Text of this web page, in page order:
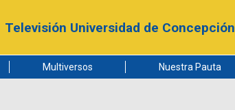
Televisión Universidad de Concepción
Multiversos Nuestra Pauta